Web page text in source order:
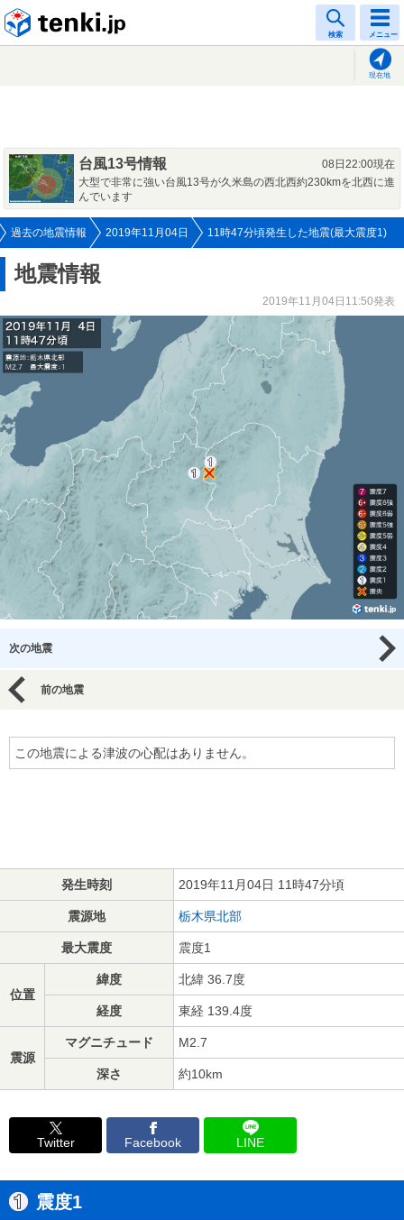
検索 メニュー
現在地
台風13号情報
08日22:00現在
大型で非常に強い台風13号が久米島の西北西約230kmを北西に進
んでいます
過去の地震情報 2019年11月04日 11時47分頃発生した地震(最大震度1)
地震情報
2019年11月04日11:50発表
次の地震
前の地震
この地震による津波の心配はありません。
発生時刻 2019年11月04日 11時47分頃
震源地 栃木県北部
最大震度 震度1
位置
緯度 北緯 36.7度
経度 東経 139.4度
震源
マグニチュード M2.7
深さ 約10km
Twitter Facebook LINE
震度1